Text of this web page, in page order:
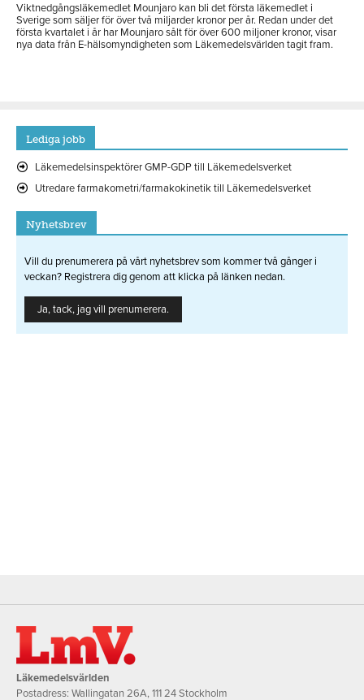
Viktnedgångsläkemedlet Mounjaro kan bli det första läkemedlet i
Sverige som säljer för över två miljarder kronor per år. Redan under det
första kvartalet i år har Mounjaro sålt för över 600 miljoner kronor, visar
nya data från E-hälsomyndigheten som Läkemedelsvärlden tagit fram.
Lediga jobb
Läkemedelsinspektörer GMP-GDP till Läkemedelsverket
Utredare farmakometri/farmakokinetik till Läkemedelsverket
Nyhetsbrev
Vill du prenumerera på vårt nyhetsbrev som kommer två gånger i
veckan? Registrera dig genom att klicka på länken nedan.
Ja, tack, jag vill prenumerera.
Läkemedelsvärlden
Postadress: Wallingatan 26A, 111 24 Stockholm